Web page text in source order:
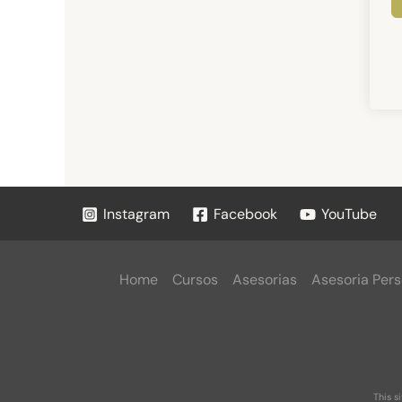
Instagram Facebook YouTube
Home Cursos Asesorias Asesoria
This